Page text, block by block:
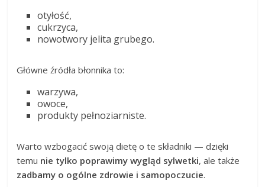
otyłość,
cukrzyca,
nowotwory jelita grubego.
Główne źródła błonnika to:
warzywa,
owoce,
produkty pełnoziarniste.
Warto wzbogacić swoją dietę o te składniki — dzięki
temu nie tylko poprawimy wygląd sylwetki, ale także
zadbamy o ogólne zdrowie i samopoczucie.